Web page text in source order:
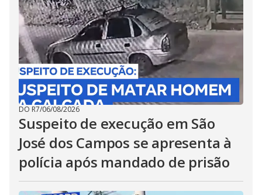
DO R7/06/08/2026
Suspeito de execução em São
José dos Campos se apresenta à
polícia após mandado de prisão